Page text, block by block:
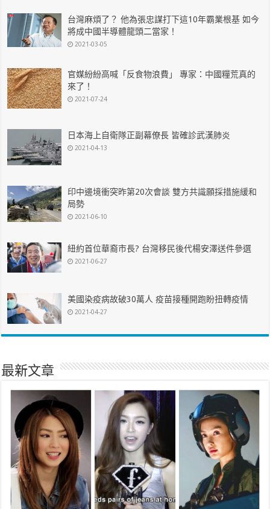
台灣麻煩了？ 他為張忠謀打下這10年霸業根基 如今
將成中國半導體龍頭二當家！
2021-03-05
官媒紛紛高喊「反食物浪費」 專家：中國糧荒真的
來了！
2021-07-24
日本海上自衛隊正副幕僚長 皆確診武漢肺炎
2021-04-13
印中邊境衝突昨第20次會談 雙方共識願採措施緩和
局勢
2021-06-10
紐約首位華裔市長? 台灣移民後代楊安澤送件參選
2021-06-27
美國染疫病故破30萬人 疫苗接種開跑盼扭轉疫情
2021-04-27
最新文章